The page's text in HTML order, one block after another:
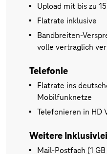
Upload mit bis zu
Flatrate inklusive
Bandbreiten-
volle vertraglich
Telefonie
Flatrate ins
Mobilfunknetze
Telefonieren in HD
Weitere
Mail-Postfach (1